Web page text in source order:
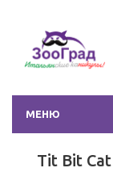
МЕНЮ
Tit Bit